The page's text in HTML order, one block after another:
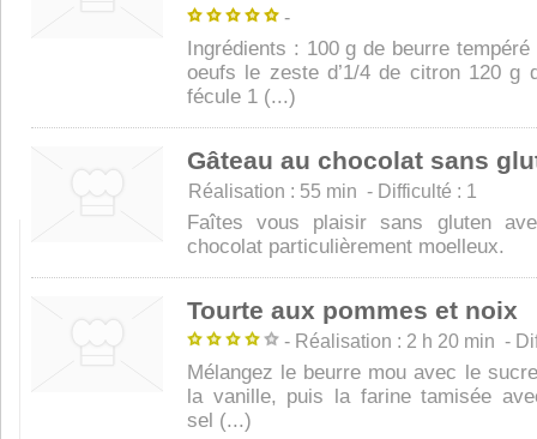
-
Ingrédients : 100 g de beurre
oeufs le zeste d’1/4 de citron 120 g
fécule 1 (...)
Gâteau au chocolat sans
Réalisation : 55 min - Difficulté : 1
Faîtes vous plaisir sans gluten
chocolat particulièrement moelleux.
Tourte aux pommes et noix
- Réalisation : 2 h 20 min -
Mélangez le beurre mou avec le
la vanille, puis la farine tamisée
sel (...)